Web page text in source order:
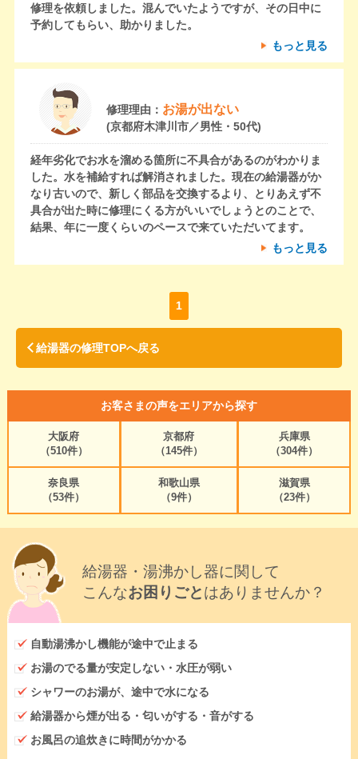
修理を依頼しました。混んでいたようですが、その日中に
予約してもらい、助かりました。
もっと見る
修理理由： お湯が出ない
(京都府木津川市／男性・50代)
経年劣化でお水を溜める箇所に不具合があるのがわかりま
した。水を補給すれば解消されました。現在の給湯器がか
なり古いので、新しく部品を交換するより、とりあえず不
具合が出た時に修理にくる方がいいでしょうとのことで、
結果、年に一度くらいのペースで来ていただいてます。
もっと見る
1
給湯器の修理TOPへ戻る
お客さまの声をエリアから探す
大阪府
（510件）
京都府
（145件）
兵庫県
（304件）
奈良県
（53件）
和歌山県
（9件）
滋賀県
（23件）
給湯器・湯沸かし器に関して
こんなお困りごとはありませんか？
自動湯沸かし機能が途中で止まる
お湯のでる量が安定しない・水圧が弱い
シャワーのお湯が、途中で水になる
給湯器から煙が出る・匂いがする・音がする
お風呂の追炊きに時間がかかる